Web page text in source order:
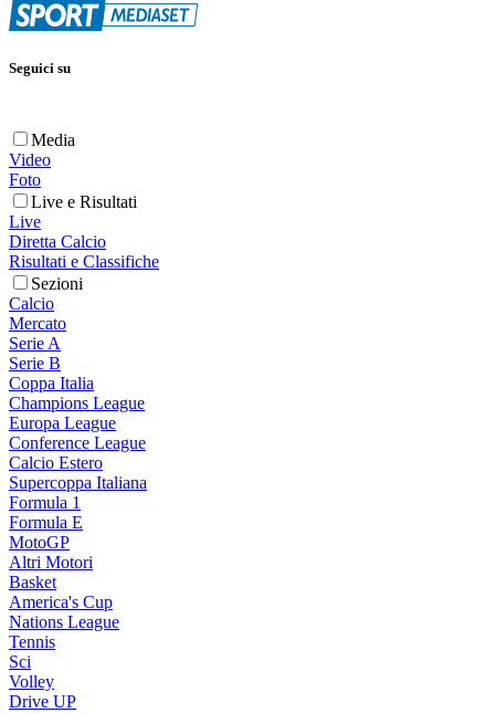
Seguici su
Media
Video
Foto
Live e Risultati
Live
Diretta Calcio
Risultati e Classifiche
Sezioni
Calcio
Mercato
Serie A
Serie B
Coppa Italia
Champions League
Europa League
Conference League
Calcio Estero
Supercoppa Italiana
Formula 1
Formula E
MotoGP
Altri Motori
Basket
America's Cup
Nations League
Tennis
Sci
Volley
Drive UP